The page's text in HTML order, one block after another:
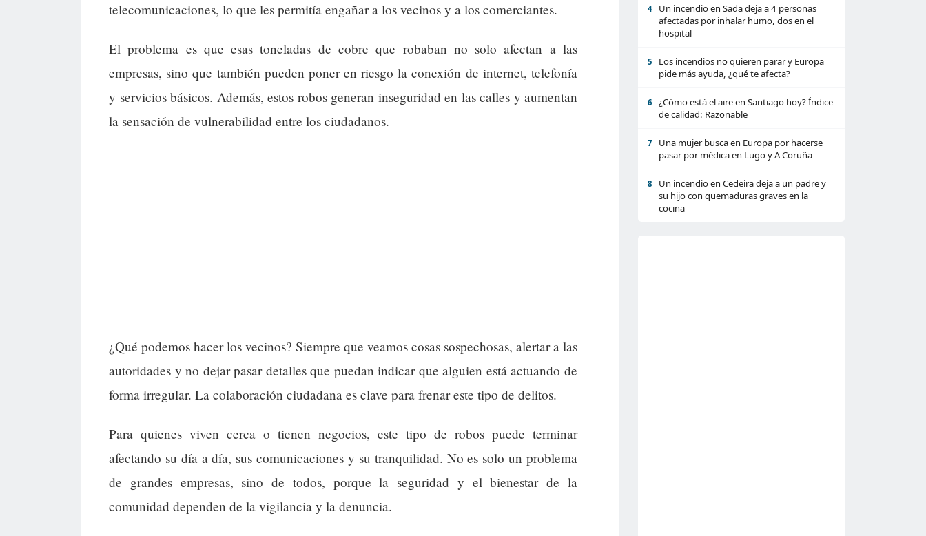
telecomunicaciones, lo que les permitía engañar a los vecinos y a los comerciantes.
El problema es que esas toneladas de cobre que robaban no solo afectan a las
empresas, sino que también pueden poner en riesgo la conexión de internet, telefonía
y servicios básicos. Además, estos robos generan inseguridad en las calles y aumentan
la sensación de vulnerabilidad entre los ciudadanos.
¿Qué podemos hacer los vecinos? Siempre que veamos cosas sospechosas, alertar a las
autoridades y no dejar pasar detalles que puedan indicar que alguien está actuando de
forma irregular. La colaboración ciudadana es clave para frenar este tipo de delitos.
Para quienes viven cerca o tienen negocios, este tipo de robos puede terminar
afectando su día a día, sus comunicaciones y su tranquilidad. No es solo un problema
de grandes empresas, sino de todos, porque la seguridad y el bienestar de la
comunidad dependen de la vigilancia y la denuncia.
4
Un incendio en Sada deja a 4 personas
afectadas por inhalar humo, dos en el
hospital
5
Los incendios no quieren parar y Europa
pide más ayuda, ¿qué te afecta?
6
¿Cómo está el aire en Santiago hoy? Índice
de calidad: Razonable
7
Una mujer busca en Europa por hacerse
pasar por médica en Lugo y A Coruña
8
Un incendio en Cedeira deja a un padre y
su hijo con quemaduras graves en la
cocina